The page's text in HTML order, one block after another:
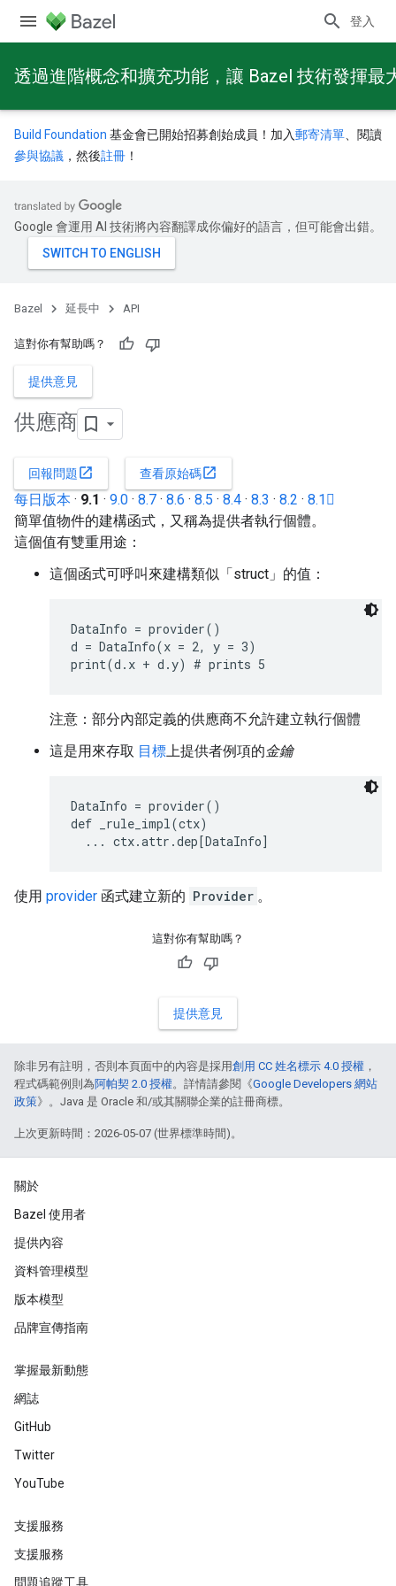
登入
透過進階概念和擴充功能，讓 Bazel 技術發揮最
Build Foundation 基金會已開始招募創始成員！加入郵寄清單 、閱讀
參與協議 ，然後註冊 ！
Google 會運用 AI 技術將內容翻譯成你偏好的語言，但可能會出錯。
Bazel 延長中 API
這對你有幫助嗎？
提供意見
供應商
回報問題open_in_new 查看原始碼open_in_new
每日版本 · 9.1 · 9.0 · 8.7 · 8.6 · 8.5 · 8.4 · 8.3 · 8.2 · 8.1
簡單值物件的建構函式，又稱為提供者執行個體。
這個值有雙重用途：
這個函式可呼叫來建構類似「struct」的值：
DataInfo = provider()
d = DataInfo(x = 2, y = 3)
print(d.x + d.y) # prints 5
注意：部分內部定義的供應商不允許建立執行個體
這是用來存取 目標上提供者例項的金鑰
DataInfo = provider()
def _rule_impl(ctx)
  ... ctx.attr.dep[DataInfo]
使用 provider 函式建立新的 Provider 。
這對你有幫助嗎？
提供意見
除非另有註明，否則本頁面中的內容是採用創用 CC 姓名標示 4.0 授權 ，
程式碼範例則為阿帕契 2.0 授權。詳情請參閱《Google Developers 網站
政策》。Java 是 Oracle 和/或其關聯企業的註冊商標。
上次更新時間：2026-05-07 (世界標準時間)。
關於
Bazel 使用者
提供內容
資料管理模型
版本模型
品牌宣傳指南
掌握最新動態
網誌
GitHub
Twitter
YouTube
支援服務
支援服務
問題追蹤工具